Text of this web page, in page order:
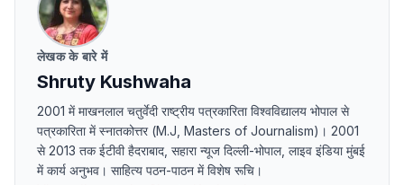
लेखक के बारे में
Shruty Kushwaha
2001 में माखनलाल चतुर्वेदी राष्ट्रीय पत्रकारिता विश्वविद्यालय भोपाल से
पत्रकारिता में स्नातकोत्तर (M.J, Masters of Journalism)। 2001
से 2013 तक ईटीवी हैदराबाद, सहारा न्यूज दिल्ली-भोपाल, लाइव इंडिया मुंबई
में कार्य अनुभव। साहित्य पठन-पाठन में विशेष रूचि।